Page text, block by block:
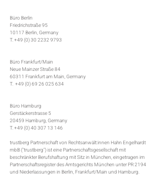
Büro Berlin
Friedrichstraße 95
10117 Berlin, Germany
T.+49 (0) 30 2232 9793
Büro Frankfurt/Main
Neue Mainzer Straße 84
60311 Frankfurt am Main, Germany
T. +49 (0) 69 26 025 634
Büro Hamburg
Gerstäckerstrasse 5
20459 Hamburg, Germany
T. +49 (0) 40 307 13 146
trustberg Partnerschaft von Rechtsanwält:innen Hahn Engelhardt
mbB ("trustberg") ist eine Partnerschaftsgesellschaft mit
beschränkter Berufshaftung mit Sitz in München, eingetragen im
Partnerschaftsregister des Amtsgerichts München unter PR 2194
und Niederlassungen in Berlin, Frankfurt/Main und Hamburg.